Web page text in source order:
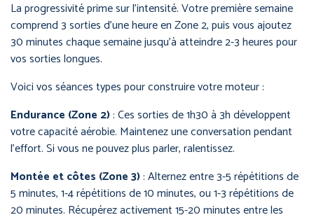
La progressivité prime sur l’intensité. Votre première semaine
comprend 3 sorties d’une heure en Zone 2, puis vous ajoutez
30 minutes chaque semaine jusqu’à atteindre 2-3 heures pour
vos sorties longues.
Voici vos séances types pour construire votre moteur :
Endurance (Zone 2): Ces sorties de 1h30 à 3h développent
votre capacité aérobie. Maintenez une conversation pendant
l’effort. Si vous ne pouvez plus parler, ralentissez.
Montée et côtes (Zone 3): Alternez entre 3-5 répétitions de
5 minutes, 1-4 répétitions de 10 minutes, ou 1-3 répétitions de
20 minutes. Récupérez activement 15-20 minutes entre les